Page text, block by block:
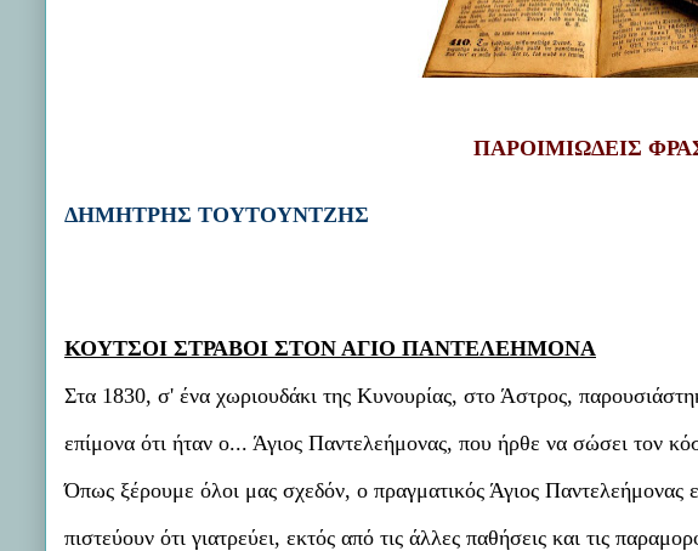
ΠΑΡΟΙΜΙΩΔΕΙΣ
ΔΗΜΗΤΡΗΣ ΤΟΥΤΟΥΝΤΖΗΣ
ΚΟΥΤΣΟΙ ΣΤΡΑΒΟΙ ΣΤΟΝ ΑΓΙΟ ΠΑΝΤΕΛΕΗΜΟΝΑ
Στα 1830, σ' ένα χωριουδάκι της Κυνουρίας, στο Άστρος,
επίμονα ότι ήταν ο... Άγιος Παντελεήμονας, που ήρθε να σώσει τον
Όπως ξέρουμε όλοι μας σχεδόν, ο πραγματικός Άγιος Παντελεήμονας
πιστεύουν ότι γιατρεύει, εκτός από τις άλλες παθήσεις και τις